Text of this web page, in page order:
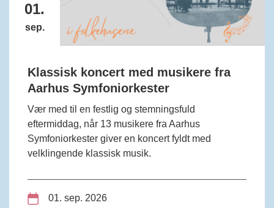
01.
sep.
Klassisk koncert med musikere fra
Aarhus Symfoniorkester
Vær med til en festlig og stemningsfuld
eftermiddag, når 13 musikere fra Aarhus
Symfoniorkester giver en koncert fyldt med
velklingende klassisk musik.
01. sep. 2026